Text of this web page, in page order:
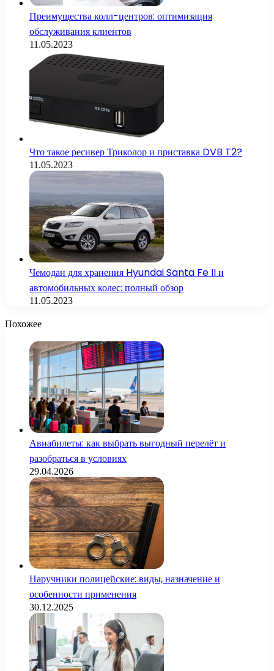
Преимущества колл-центров: оптимизация
обслуживания клиентов
11.05.2023
Что такое ресивер Триколор и приставка DVB T2?
11.05.2023
Чемодан для хранения Hyundai Santa Fe II и
автомобильных колес: полный обзор
11.05.2023
Похожее
Авиабилеты: как выбрать выгодный перелёт и
разобраться в условиях
29.04.2026
Наручники полицейские: виды, назначение и
особенности применения
30.12.2025